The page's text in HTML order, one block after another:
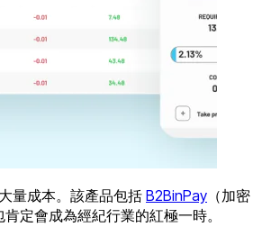
量成本。該產品包括 B2BinPay （加密
定會成為經紀行業的紅極一時。